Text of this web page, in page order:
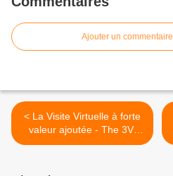
Ajouter un commentaire
< La Visite Virtuelle à forte
valeur ajoutée - The 3V-
Vraie-Visite-Virtuelle-